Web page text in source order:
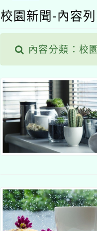
校園新聞-內容
內容分類：校